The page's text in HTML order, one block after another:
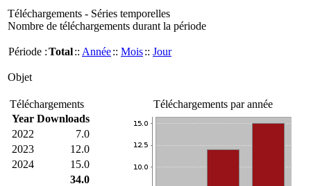
Téléchargements - Séries temporelles
Nombre de téléchargements durant la période
Période :Total:: Année:: Mois:: Jour
Objet
Téléchargements
Year Downloads
2022
7.0
2023
12.0
2024
15.0
34.0
Téléchargements par année